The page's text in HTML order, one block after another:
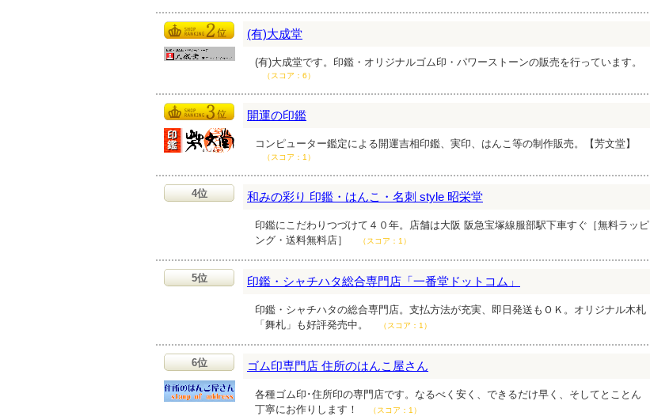
(有)大成堂
(有)大成堂です。印鑑・オリジナルゴム印・パワーストーンの販売を行っています。
（スコア：6）
開運の印鑑
コンピューター鑑定による開運吉相印鑑、実印、はんこ等の制作販売。【芳文堂】
（スコア：1）
4位 和みの彩り 印鑑・はんこ・名刺 style 昭栄堂
印鑑にこだわりつづけて４０年。店舗は大阪 阪急宝塚線服部駅下車すぐ［無料ラッピ
ング・送料無料店］
（スコア：1）
5位 印鑑・シャチハタ総合専門店「一番堂ドットコム」
印鑑・シャチハタの総合専門店。支払方法が充実、即日発送もＯＫ。オリジナル木札
「舞札」も好評発売中。
（スコア：1）
6位 ゴム印専門店 住所のはんこ屋さん
各種ゴム印･住所印の専門店です。なるべく安く、できるだけ早く、そしてとことん
丁寧にお作りします！
（スコア：1）